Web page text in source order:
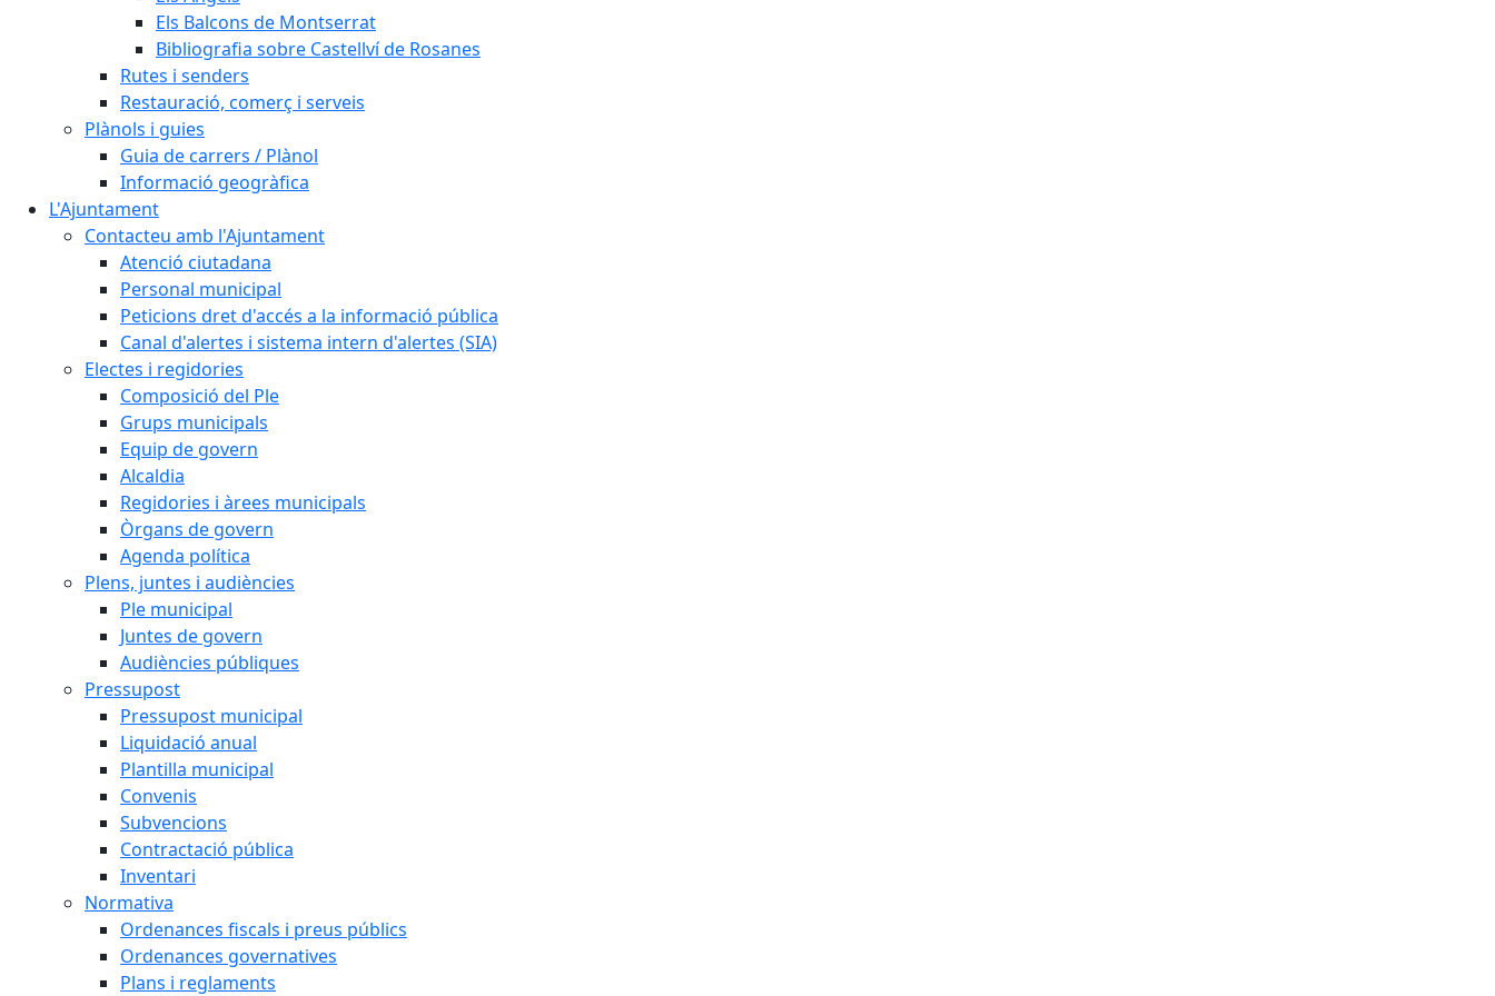
Els Balcons de Montserrat
Bibliografia sobre Castellví de Rosanes
Rutes i senders
Restauració, comerç i serveis
Plànols i guies
Guia de carrers / Plànol
Informació geogràfica
L'Ajuntament
Contacteu amb l'Ajuntament
Atenció ciutadana
Personal municipal
Peticions dret d'accés a la informació pública
Canal d'alertes i sistema intern d'alertes (SIA)
Electes i regidories
Composició del Ple
Grups municipals
Equip de govern
Alcaldia
Regidories i àrees municipals
Òrgans de govern
Agenda política
Plens, juntes i audiències
Ple municipal
Juntes de govern
Audiències públiques
Pressupost
Pressupost municipal
Liquidació anual
Plantilla municipal
Convenis
Subvencions
Contractació pública
Inventari
Normativa
Ordenances fiscals i preus públics
Ordenances governatives
Plans i reglaments